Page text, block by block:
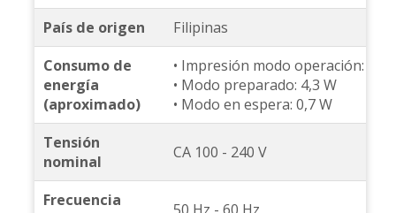
País de origen
Filipinas
Consumo de
energía
(aproximado)
• Impresión modo operación: 15
• Modo preparado: 4,3 W
• Modo en espera: 0,7 W
Tensión
nominal
CA 100 - 240 V
Frecuencia